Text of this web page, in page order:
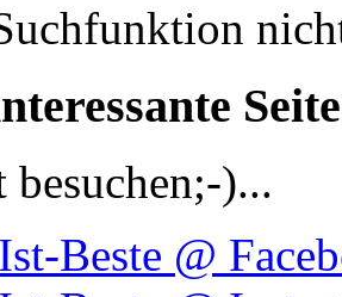
)...
Beste @